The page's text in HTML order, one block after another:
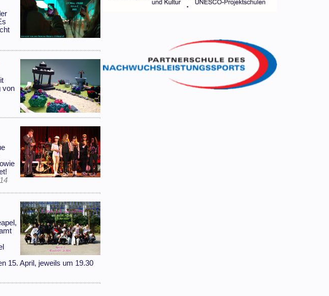
von
15. April, jeweils um 19.30